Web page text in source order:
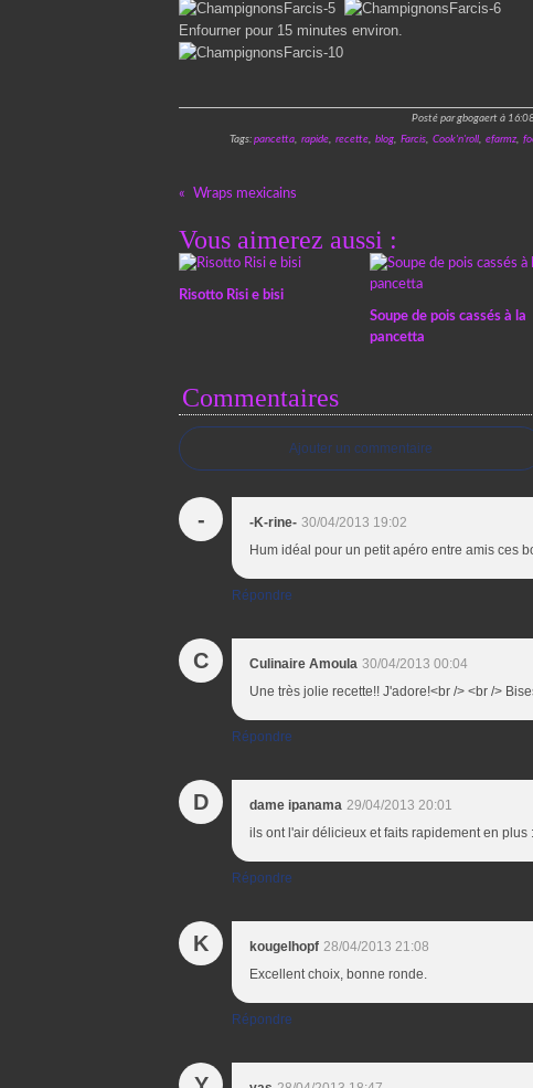
Enfourner pour 15 minutes environ.
Posté par gbogaert à
Tags: pancetta, rapide, recette, blog, Farcis, Cook'n'roll, efarmz,
Wraps mexicains
Vous aimerez aussi :
Risotto Risi e bisi
Soupe de pois cassés à la
pancetta
Commentaires
Ajouter un commentaire
- -K-rine- 30/04/2013 19:02
Hum idéal pour un petit apéro entre amis ces
Répondre
C Culinaire Amoula 30/04/2013 00:04
Une très jolie recette!! J'adore!<br /> <br />
Répondre
D dame ipanama 29/04/2013 20:01
ils ont l'air délicieux et faits rapidement en
Répondre
K kougelhopf 28/04/2013 21:08
Excellent choix, bonne ronde.
Répondre